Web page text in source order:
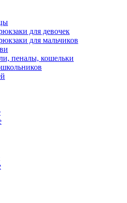
для девочек
для мальчиков
пеналы, кошельки